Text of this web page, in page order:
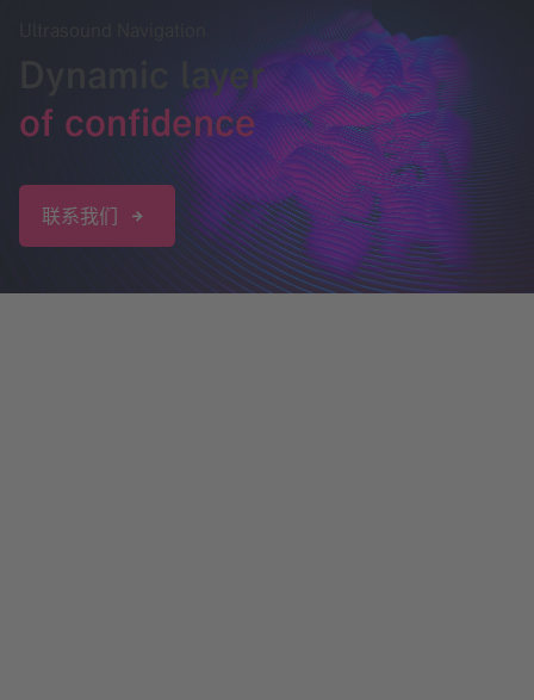
Dynamic layer
of confidence
联系我们